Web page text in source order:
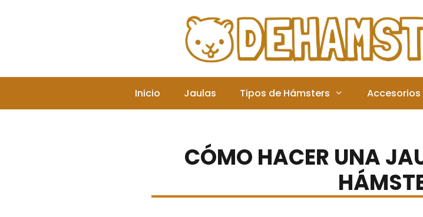
Inicio Jaulas Tipos de Hámsters Accesorios
CÓMO HACER UNA